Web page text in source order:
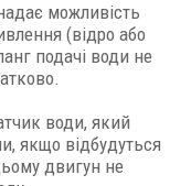
можливість
(відро або
подачі води не
води, який
якщо відбудуться
двигун не